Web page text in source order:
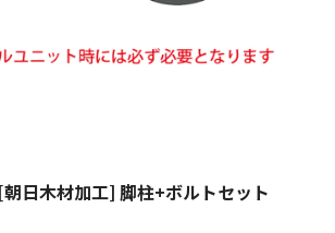
日木材加工] 脚柱+ボルトセット